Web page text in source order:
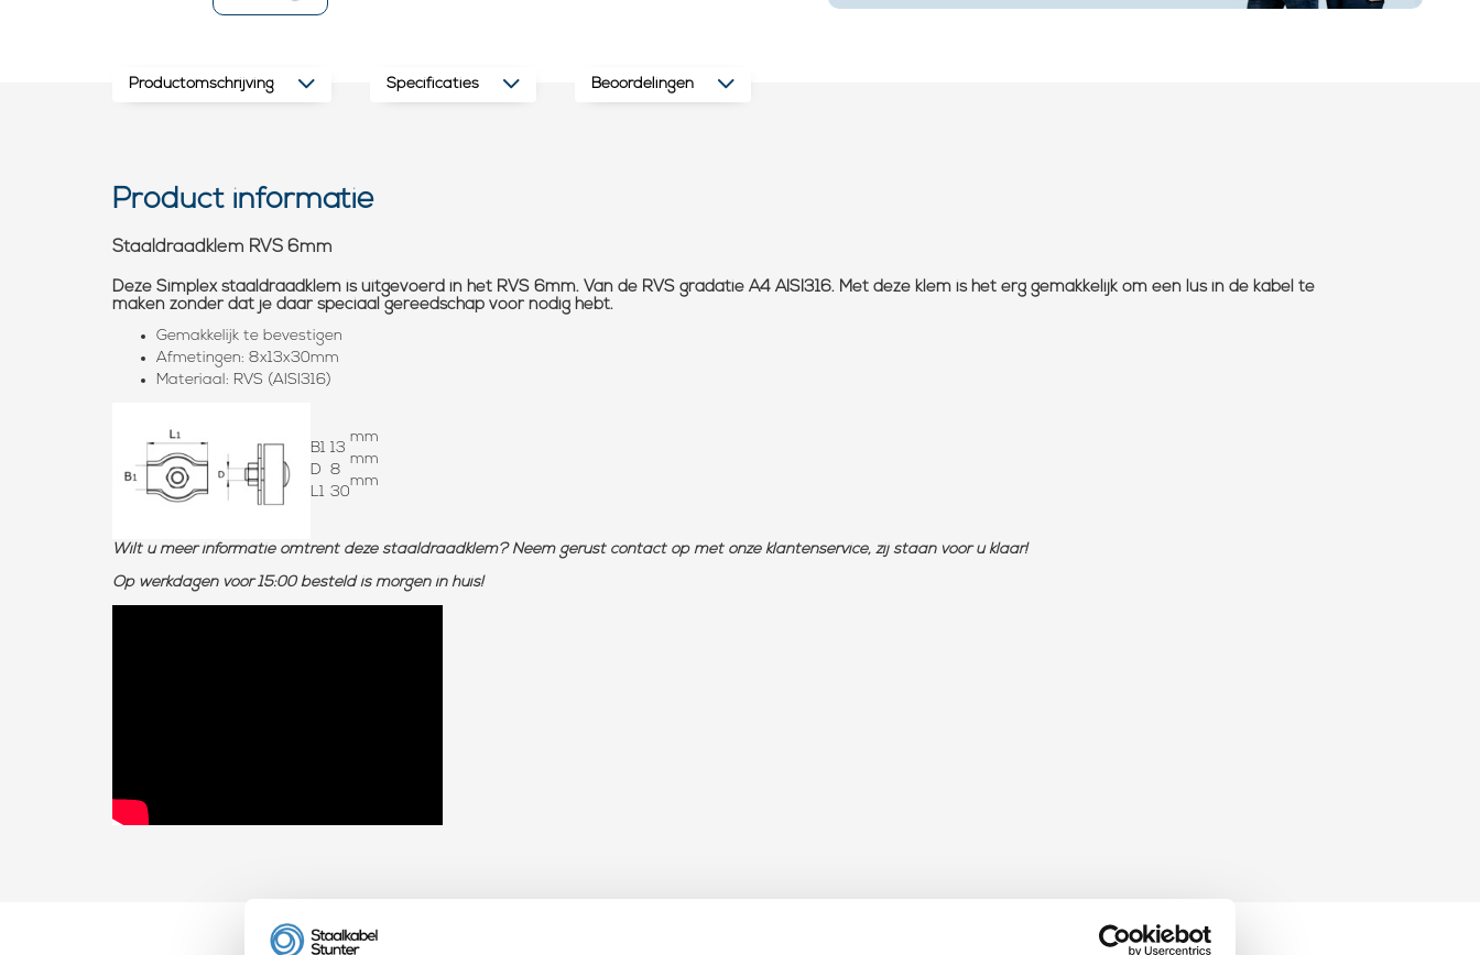
Productomschrijving Specificaties Beoordelingen
Product informatie
Staaldraadklem RVS 6mm
Deze Simplex staaldraadklem is uitgevoerd in het RVS 6mm. Van de RVS gradatie A4 AISI316. Met deze klem is het erg gemakkelijk om een lus in de kabel te
maken zonder dat je daar speciaal gereedschap voor nodig hebt.
Gemakkelijk te bevestigen
Afmetingen: 8x13x30mm
Materiaal: RVS (AISI316)
B1
D
L1
13
8
30
mm
mm
mm
Wilt u meer informatie omtrent deze staaldraadklem? Neem gerust contact op met onze klantenservice, zij staan voor u klaar!
Op werkdagen voor 15:00 besteld is morgen in huis!